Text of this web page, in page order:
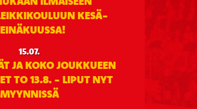
KESÄ-
15.07.
JA KOKO JOUKKUEEN
TO 13.8. - LIPUT NYT
MYYNNISSÄ